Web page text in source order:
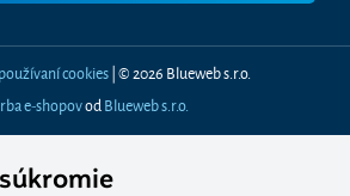
cookies| © 2026 Blueweb s.r.o.
e-shopovod Blueweb s.r.o.